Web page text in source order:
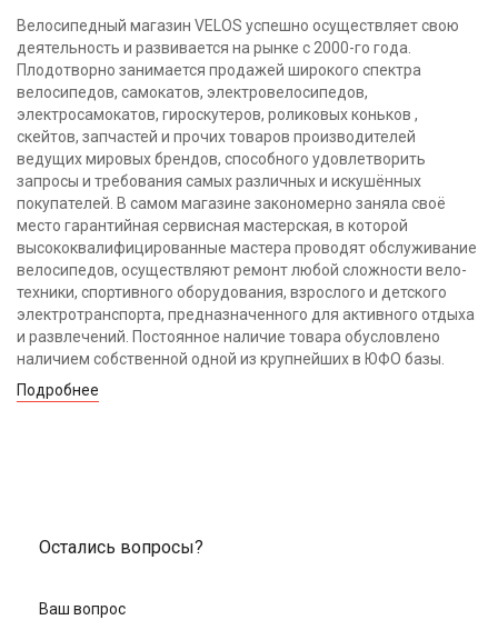
Велосипедный магазин VELOS успешно осуществляет свою
деятельность и развивается на рынке с 2000-го года.
Плодотворно занимается продажей широкого спектра
велосипедов, самокатов, электровелосипедов,
электросамокатов, гироскутеров, роликовых коньков ,
скейтов, запчастей и прочих товаров производителей
ведущих мировых брендов, способного удовлетворить
запросы и требования самых различных и искушённых
покупателей. В самом магазине закономерно заняла своё
место гарантийная сервисная мастерская, в которой
высококвалифицированные мастера проводят обслуживание
велосипедов, осуществляют ремонт любой сложности вело-
техники, спортивного оборудования, взрослого и детского
электротранспорта, предназначенного для активного отдыха
и развлечений. Постоянное наличие товара обусловлено
наличием собственной одной из крупнейших в ЮФО базы.
Подробнее
Остались вопросы?
Ваш вопрос